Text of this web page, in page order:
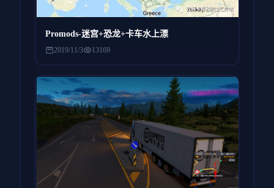
Promods-迷宫+恐龙+卡车水上漂
2019/11/3 13169